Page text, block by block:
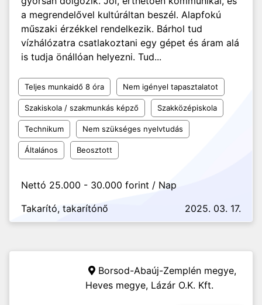
a megrendelővel kultúráltan beszél. Alapfokú
műszaki érzékkel rendelkezik. Bárhol tud
vízhálózatra csatlakoztani egy gépet és áram alá
is tudja önállóan helyezni. Tud...
Teljes munkaidő 8 óra Nem igényel tapasztalatot
Szakiskola / szakmunkás képző Szakközépiskola
Technikum Nem szükséges nyelvtudás
Általános Beosztott
Nettó 25.000 - 30.000 forint / Nap
Takarító, takarítónő
2025. 03. 17.
Borsod-Abaúj-Zemplén megye,
Heves megye, Lázár O.K. Kft.